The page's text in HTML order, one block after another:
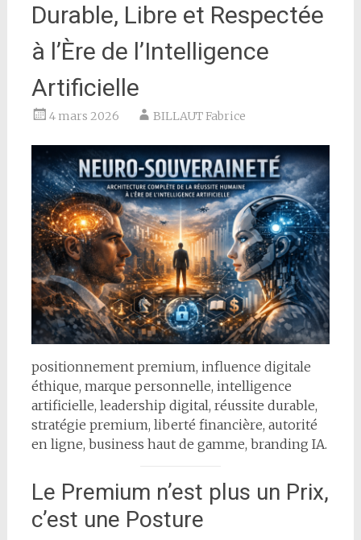
Durable, Libre et Respectée
à l’Ère de l’Intelligence
Artificielle
4 mars 2026 BILLAUT Fabrice
positionnement premium, influence digitale
éthique, marque personnelle, intelligence
artificielle, leadership digital, réussite durable,
stratégie premium, liberté financière, autorité
en ligne, business haut de gamme, branding IA.
Le Premium n’est plus un Prix,
c’est une Posture